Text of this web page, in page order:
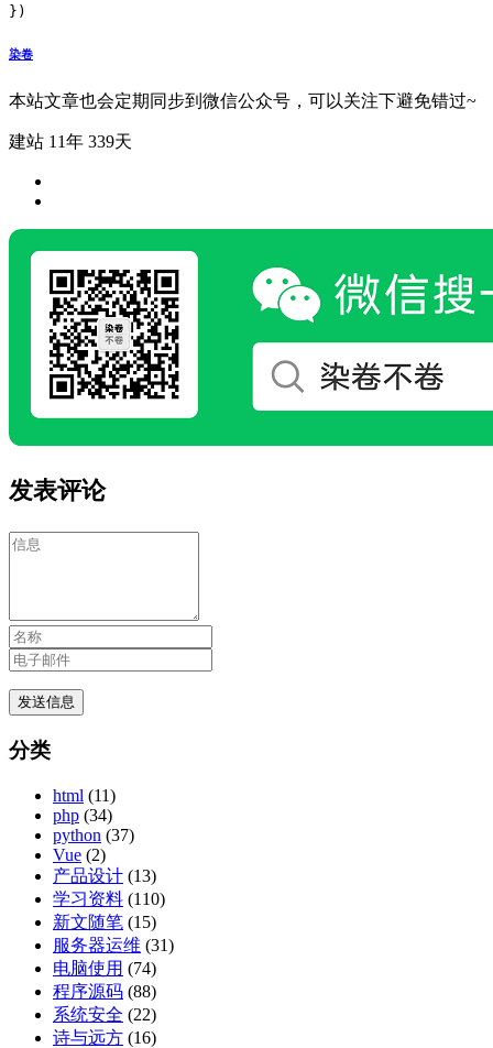
})
染卷
本站文章也会定期同步到微信公众号，可以关注下避免错过~
建站 11年 339天
发表评论
分类
html (11)
php (34)
python (37)
Vue (2)
产品设计 (13)
学习资料 (110)
新文随笔 (15)
服务器运维 (31)
电脑使用 (74)
程序源码 (88)
系统安全 (22)
诗与远方 (16)